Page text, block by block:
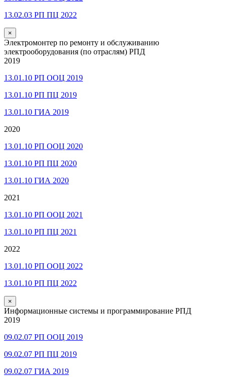
13.02.03 РП ПЦ 2022
×
Электромонтер по ремонту и обслуживанию
электрооборудования (по отраслям) РПД
2019
13.01.10 РП ООЦ 2019
13.01.10 РП ПЦ 2019
13.01.10 ГИА 2019
2020
13.01.10 РП ООЦ 2020
13.01.10 РП ПЦ 2020
13.01.10 ГИА 2020
2021
13.01.10 РП ООЦ 2021
13.01.10 РП ПЦ 2021
2022
13.01.10 РП ООЦ 2022
13.01.10 РП ПЦ 2022
×
Информационные системы и программирование РПД
2019
09.02.07 РП ООЦ 2019
09.02.07 РП ПЦ 2019
09.02.07 ГИА 2019